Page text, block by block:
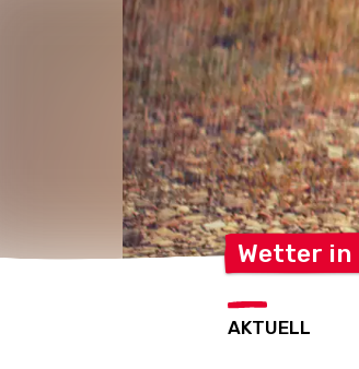
Wetter in
AKTUELL